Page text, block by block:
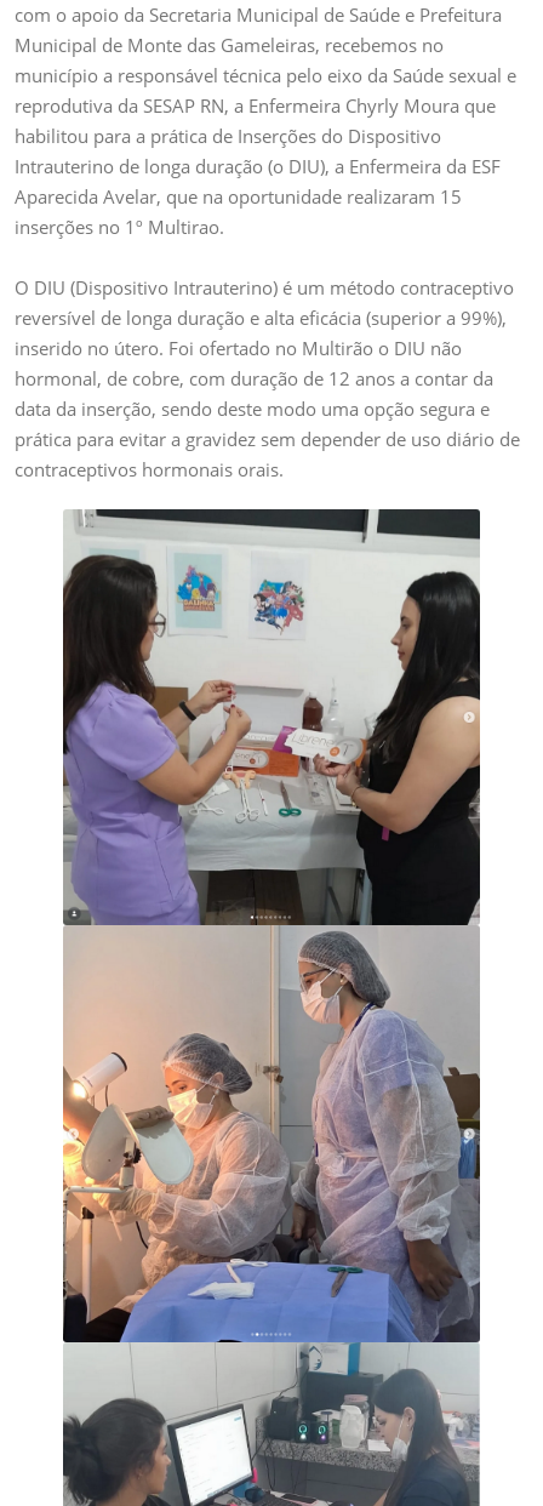
com o apoio da Secretaria Municipal de Saúde e Prefeitura
Municipal de Monte das Gameleiras, recebemos no
município a responsável técnica pelo eixo da Saúde sexual e
reprodutiva da SESAP RN, a Enfermeira Chyrly Moura que
habilitou para a prática de Inserções do Dispositivo
Intrauterino de longa duração (o DIU), a Enfermeira da ESF
Aparecida Avelar, que na oportunidade realizaram 15
inserções no 1º Multirao.
O DIU (Dispositivo Intrauterino) é um método contraceptivo
reversível de longa duração e alta eficácia (superior a 99%),
inserido no útero. Foi ofertado no Multirão o DIU não
hormonal, de cobre, com duração de 12 anos a contar da
data da inserção, sendo deste modo uma opção segura e
prática para evitar a gravidez sem depender de uso diário de
contraceptivos hormonais orais.